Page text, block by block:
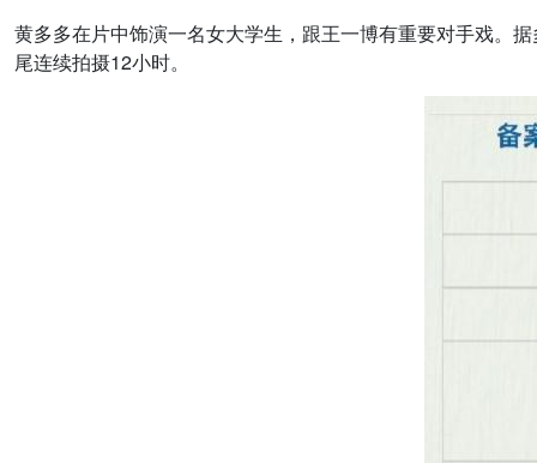
黄多多在片中饰演一名女大学生，跟王一博有重要对手戏。
尾连续拍摄12小时。